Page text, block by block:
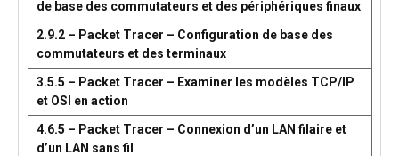
de base des commutateurs et des périphériques finaux
2.9.2 – Packet Tracer – Configuration de base des
commutateurs et des terminaux
3.5.5 – Packet Tracer – Examiner les modèles TCP/IP
et OSI en action
4.6.5 – Packet Tracer – Connexion d’un LAN filaire et
d’un LAN sans fil